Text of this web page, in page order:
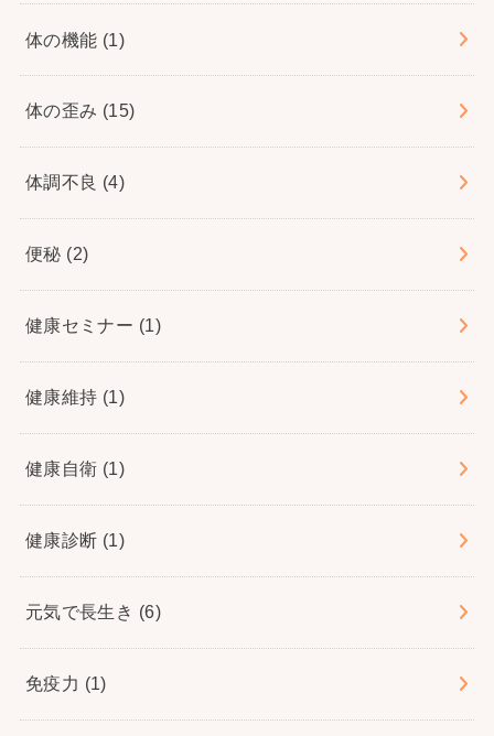
体の機能 (1)
体の歪み (15)
体調不良 (4)
便秘 (2)
健康セミナー (1)
健康維持 (1)
健康自衛 (1)
健康診断 (1)
元気で長生き (6)
免疫力 (1)